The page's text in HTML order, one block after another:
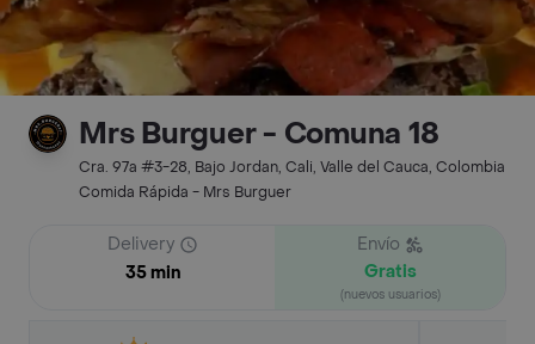
Mrs Burguer - Comuna 18
Cra. 97a #3-28, Bajo Jordan, Cali, Valle del Cauca, Colombia
Comida Rápida - Mrs Burguer
Delivery
35 min
Envío
Gratis
(nuevos usuarios)